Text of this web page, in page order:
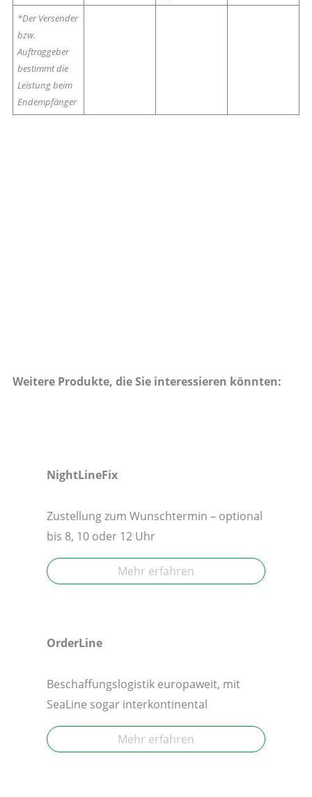
*Der Versender
bzw.
Auftraggeber
bestimmt die
Leistung beim
Endempfänger
Weitere Produkte, die Sie interessieren könnten:
NightLineFix
Zustellung zum Wunschtermin – optional
bis 8, 10 oder 12 Uhr
Mehr erfahren
OrderLine
Beschaffungslogistik europaweit, mit
SeaLine sogar interkontinental
Mehr erfahren